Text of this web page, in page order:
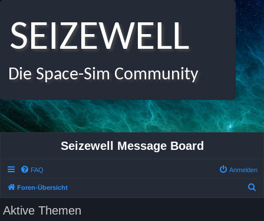
SEIZEWELL
Die Space-Sim Community
Seizewell Message Board
FAQ Anmelden
Foren-Übersicht
Aktive Themen